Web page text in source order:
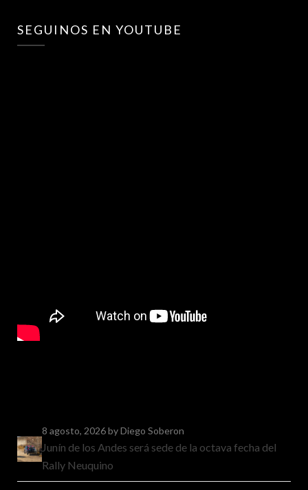
SEGUINOS EN YOUTUBE
8 agosto, 2026by Diego Soberon
Junín de los Andes será sede de la octava fecha del
Rally Neuquino